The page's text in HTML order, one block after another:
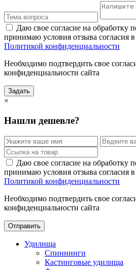
Даю свое согласие на обработку
принимаю условия отзыва согласия в
Политикой конфиденциальности
Необходимо подтвердить свое
конфиденциальности сайта
Задать
×
Нашли дешевле?
Даю свое согласие на обработку
принимаю условия отзыва согласия в
Политикой конфиденциальности
Необходимо подтвердить свое
конфиденциальности сайта
Отправить
Удилища
Спиннинги
Кастинговые удилища